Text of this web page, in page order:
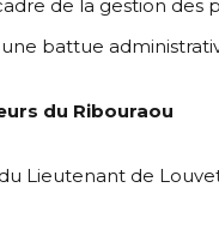
de la gestion des
battue
du Ribouraou
Lieutenant de